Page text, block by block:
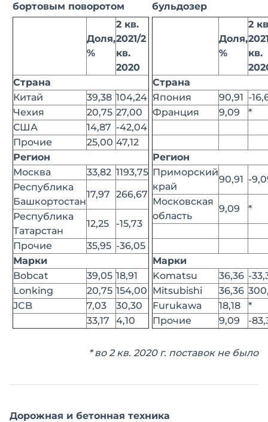
бортовым поворотом
бульдозер
Доля,
%
2 кв.
2021/2
кв.
2020
Страна
Китай
39,38 104,24
Чехия
20,75 27,00
США
14,87 -42,04
Прочие
25,00 47,12
Регион
Москва
33,82 1193,75
Республика
Башкортостан
17,97 266,67
Республика
Татарстан
12,25
-15,73
Прочие
35,95 -36,05
Марки
Bobcat
39,05 18,91
Lonking
20,75 154,00
JCB
7,03
30,30
33,17
4,10
Доля,
%
2
кв.
Страна
Япония
90,91 -
Франция
9,09 *
Регион
Приморский
край
90,91 -
Московская
область
9,09 *
Марки
Komatsu
36,36 -
Mitsubishi
36,36
Furukawa
18,18
*
Прочие
9,09 -
* во 2 кв. 2020 г. поставок не было
Дорожная и бетонная техника